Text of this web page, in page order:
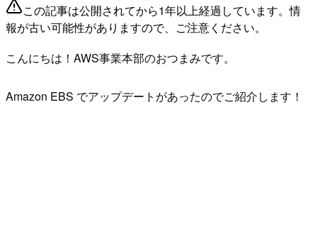
この記事は公開されてから1年以上経過しています。情
報が古い可能性がありますので、ご注意ください。
こんにちは！AWS事業本部のおつまみです。
Amazon EBS でアップデートがあったのでご紹介します！